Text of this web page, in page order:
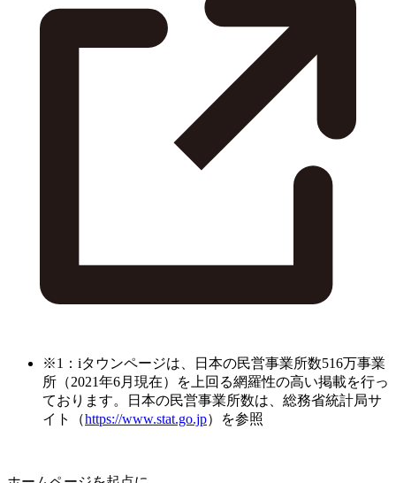
※1：iタウンページは、日本の民営事業所数516万事業
所（2021年6月現在）を上回る網羅性の高い掲載を行っ
ております。日本の民営事業所数は、総務省統計局サ
イト（https://www.stat.go.jp）を参照